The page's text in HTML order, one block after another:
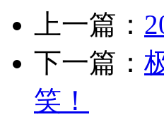
上一篇：
下一篇：
笑！